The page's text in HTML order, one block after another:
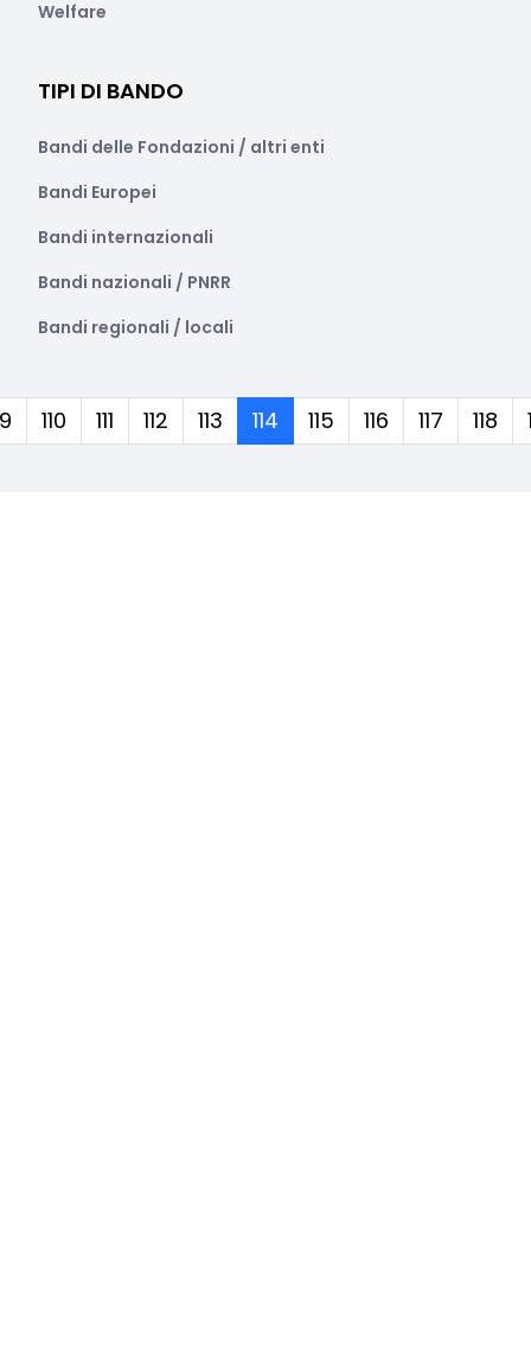
Welfare
TIPI DI BANDO
Bandi delle Fondazioni / altri enti
Bandi Europei
Bandi internazionali
Bandi nazionali / PNRR
Bandi regionali / locali
110 111 112 113 114(corrente)
115 116 117 118